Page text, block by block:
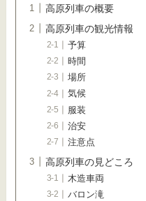
高原列車の概要
高原列車の観光情報
予算
時間
場所
気候
服装
治安
注意点
高原列車の見どころ
木造車両
バロン滝